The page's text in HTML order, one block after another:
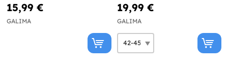
15,99 €
GALIMA
19,99 €
GALIMA